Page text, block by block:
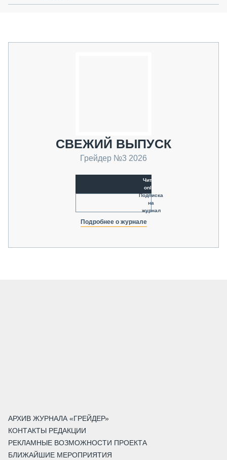
СВЕЖИЙ ВЫПУСК
Грейдер №3 2026
Читать
online
Подписка
на
журнал
Подробнее о журнале
АРХИВ ЖУРНАЛА «ГРЕЙДЕР»
КОНТАКТЫ РЕДАКЦИИ
РЕКЛАМНЫЕ ВОЗМОЖНОСТИ ПРОЕКТА
БЛИЖАЙШИЕ МЕРОПРИЯТИЯ